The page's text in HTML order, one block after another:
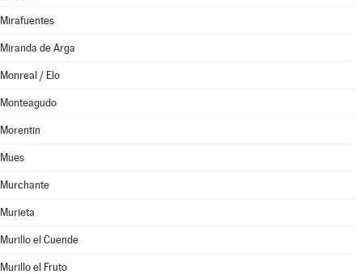
Mirafuentes
Miranda de Arga
Monreal / Elo
Monteagudo
Morentin
Mues
Murchante
Murieta
Murillo el Cuende
Murillo el Fruto